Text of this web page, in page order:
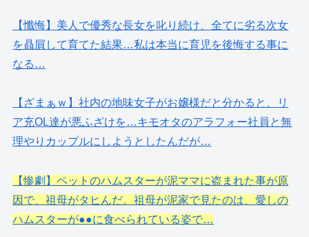
【懺悔】美人で優秀な長女を叱り続け、全てに劣る次女
を贔屓して育てた結果…私は本当に育児を後悔する事に
なる…
【ざまぁｗ】社内の地味女子がお嬢様だと分かると、リ
ア充OL達が悪ふざけを…キモオタのアラフォー社員と無
理やりカップルにしようとしたんだが…
【惨劇】ペットのハムスターが泥ママに盗まれた事が原
因で、祖母がタヒんだ。祖母が泥家で見たのは、愛しの
ハムスターが●●に食べられている姿で…